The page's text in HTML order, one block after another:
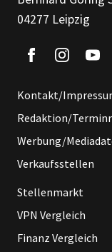
04277 Leipzig
Kontakt/
Redaktion/
Werbung/
Verkaufsstellen
Stellenmarkt
VPN Vergleich
Finanz Vergleich